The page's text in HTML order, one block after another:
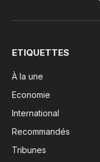
ETIQUETTES
À la une
Economie
International
Recommandés
Tribunes